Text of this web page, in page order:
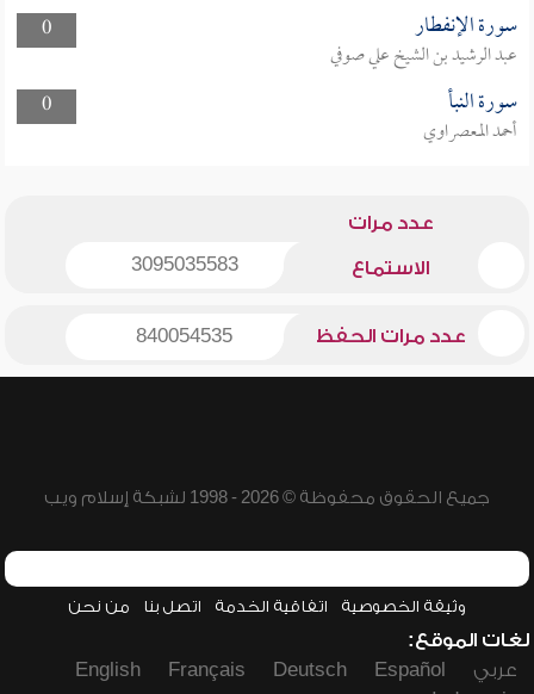
0
سورة الإنفطار
عبد الرشيد بن الشيخ علي صوفي
0
سورة النبأ
أحمد المعصراوي
عدد مرات
الاستماع 3095035583
عدد مرات الحفظ 840054535
جميع الحقوق محفوظة © 2026 - 1998 لشبكة إسلام ويب
وثيقة الخصوصية اتفاقية الخدمة اتصل بنا من نحن
لغات الموقع:
عربي
Español
Deutsch
Français
English